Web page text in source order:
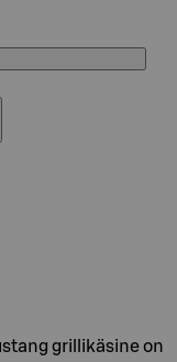
grillikäsine on